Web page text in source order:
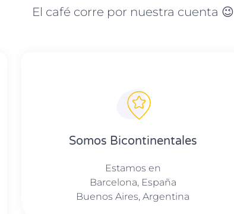
El café corre por nuestra cuenta 😉
Somos Bicontinentales
Estamos en
Barcelona, España
Buenos Aires, Argentina